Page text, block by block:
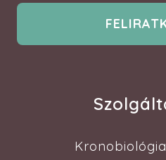
Kronobiológia